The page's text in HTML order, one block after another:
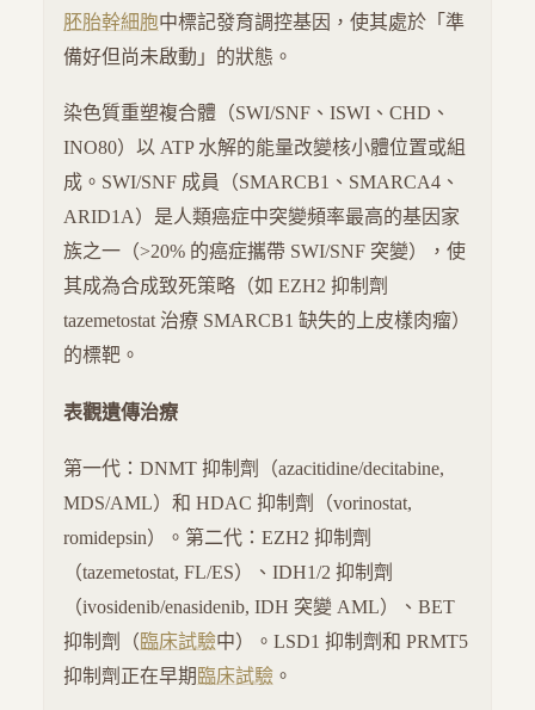
胚胎幹細胞中標記發育調控基因，使其處於「準
備好但尚未啟動」的狀態。
染色質重塑複合體（SWI/SNF、ISWI、CHD、
INO80）以 ATP 水解的能量改變核小體位置或組
成。SWI/SNF 成員（SMARCB1、SMARCA4、
ARID1A）是人類癌症中突變頻率最高的基因家
族之一（>20% 的癌症攜帶 SWI/SNF 突變），使
其成為合成致死策略（如 EZH2 抑制劑
tazemetostat 治療 SMARCB1 缺失的上皮樣肉瘤）
的標靶。
表觀遺傳治療
第一代：DNMT 抑制劑（azacitidine/decitabine,
MDS/AML）和 HDAC 抑制劑（vorinostat,
romidepsin）。第二代：EZH2 抑制劑
（tazemetostat, FL/ES）、IDH1/2 抑制劑
（ivosidenib/enasidenib, IDH 突變 AML）、BET
抑制劑（臨床試驗中）。LSD1 抑制劑和 PRMT5
抑制劑正在早期 臨床試驗 。